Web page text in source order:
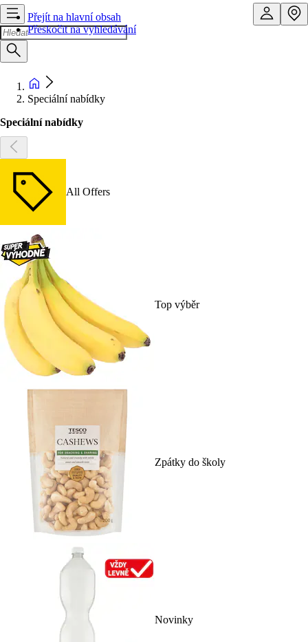
Přejít na hlavní obsah
Přeskočit na vyhledávání
Speciální nabídky
Speciální nabídky
All Offers
Top výběr
Zpátky do školy
Novinky